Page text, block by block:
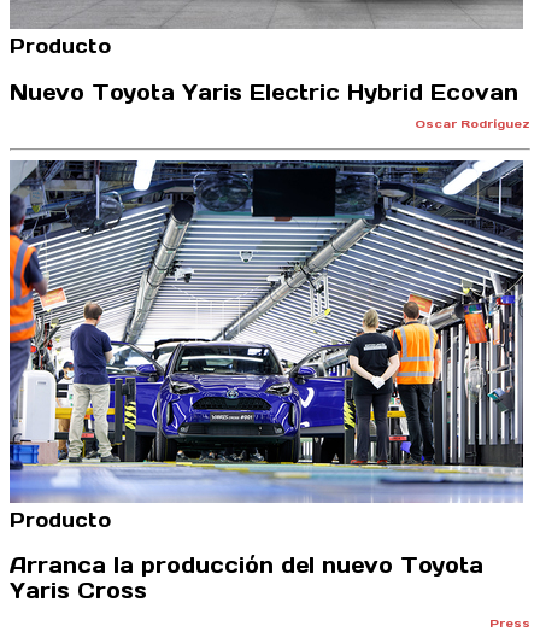
Producto
Nuevo Toyota Yaris Electric Hybrid Ecovan
Oscar Rodríguez
Producto
Arranca la producción del nuevo Toyota
Yaris Cross
Press